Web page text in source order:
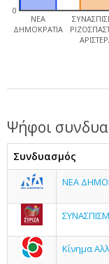
ΝΕΑ
ΔΗΜΟΚΡΑΤΙΑ
0
Ψήφοι
Συνδυασμός
ΝΕΑ
Κίνημα